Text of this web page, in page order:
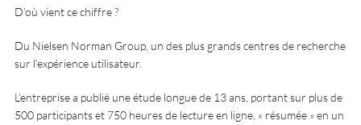
D’où vient ce chiffre ?
Du Nielsen Norman Group, un des plus grands centres de recherche
sur l’expérience utilisateur.
L’entreprise a publié une étude longue de 13 ans, portant sur plus de
500 participants et 750 heures de lecture en ligne, « résumée » en un